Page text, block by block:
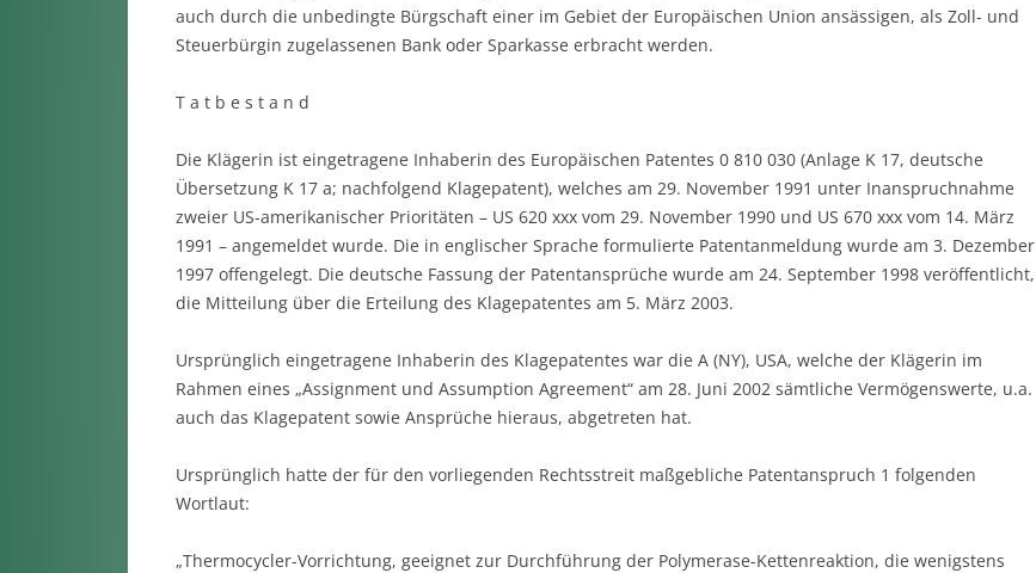
auch durch die unbedingte Bürgschaft einer im Gebiet der Europäischen Union ansässigen, als Zoll- und
Steuerbürgin zugelassenen Bank oder Sparkasse erbracht werden.
T a t b e s t a n d
Die Klägerin ist eingetragene Inhaberin des Europäischen Patentes 0 810 030 (Anlage K 17, deutsche
Übersetzung K 17 a; nachfolgend Klagepatent), welches am 29. November 1991 unter Inanspruchnahme
zweier US-amerikanischer Prioritäten – US 620 xxx vom 29. November 1990 und US 670 xxx vom 14. März
1991 – angemeldet wurde. Die in englischer Sprache formulierte Patentanmeldung wurde am 3. Dezember
1997 offengelegt. Die deutsche Fassung der Patentansprüche wurde am 24. September 1998 veröffentlicht,
die Mitteilung über die Erteilung des Klagepatentes am 5. März 2003.
Ursprünglich eingetragene Inhaberin des Klagepatentes war die A (NY), USA, welche der Klägerin im
Rahmen eines „Assignment und Assumption Agreement“ am 28. Juni 2002 sämtliche Vermögenswerte, u.a.
auch das Klagepatent sowie Ansprüche hieraus, abgetreten hat.
Ursprünglich hatte der für den vorliegenden Rechtsstreit maßgebliche Patentanspruch 1 folgenden
Wortlaut:
„Thermocycler-Vorrichtung, geeignet zur Durchführung der Polymerase-Kettenreaktion, die wenigstens